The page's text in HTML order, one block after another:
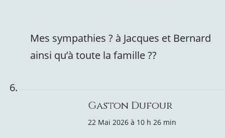
Mes sympathies ? à Jacques et Bernard
ainsi qu’à toute la famille ?️?️
Gaston Dufour
22 Mai 2026 à 10 h 26 min